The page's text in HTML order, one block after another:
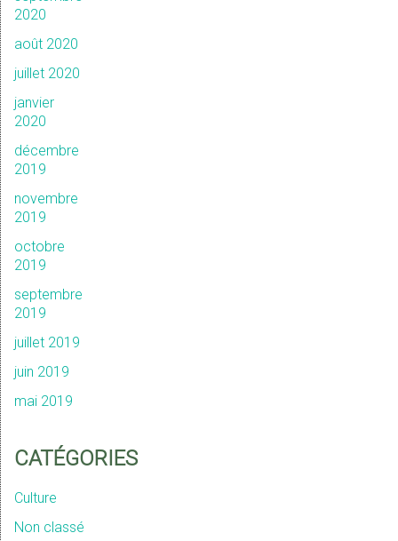
2020
août 2020
juillet 2020
janvier
2020
décembre
2019
novembre
2019
octobre
2019
septembre
2019
juillet 2019
juin 2019
mai 2019
CATÉGORIES
Culture
Non classé